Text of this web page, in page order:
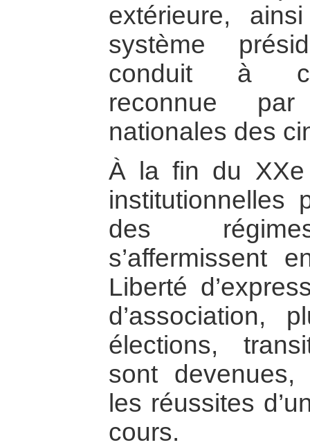
extérieure,
système
conduit à
reconnue
nationales des
À la fin du XXe
institutionnelles
des
s’affermissent
Liberté
d’association,
élections,
sont
les réussites
cours.